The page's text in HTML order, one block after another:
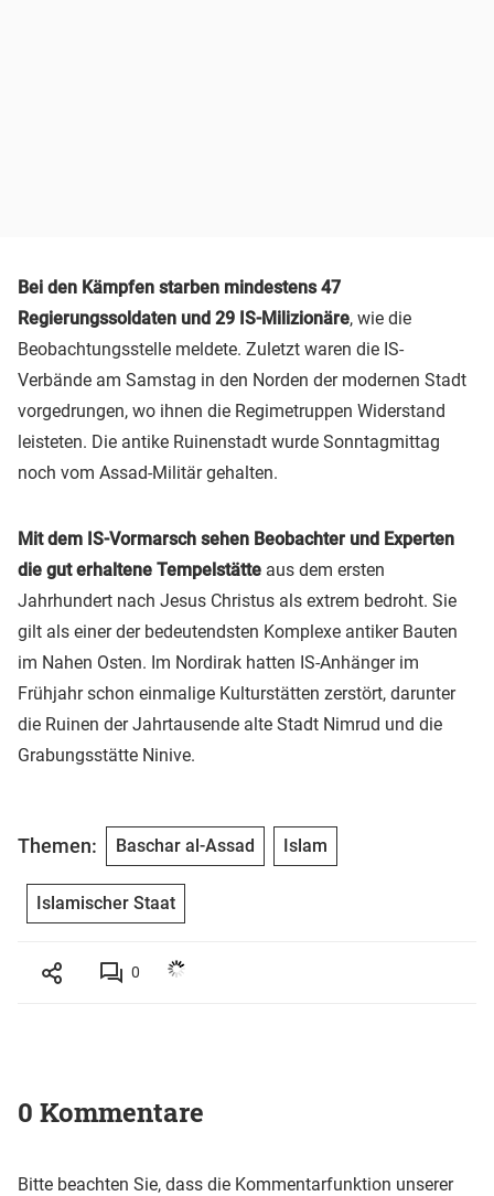
Bei den Kämpfen starben mindestens 47
Regierungssoldaten und 29 IS-Milizionäre, wie die
Beobachtungsstelle meldete. Zuletzt waren die IS-
Verbände am Samstag in den Norden der modernen Stadt
vorgedrungen, wo ihnen die Regimetruppen Widerstand
leisteten. Die antike Ruinenstadt wurde Sonntagmittag
noch vom Assad-Militär gehalten.
Mit dem IS-Vormarsch sehen Beobachter und Experten
die gut erhaltene Tempelstätte aus dem ersten
Jahrhundert nach Jesus Christus als extrem bedroht. Sie
gilt als einer der bedeutendsten Komplexe antiker Bauten
im Nahen Osten. Im Nordirak hatten IS-Anhänger im
Frühjahr schon einmalige Kulturstätten zerstört, darunter
die Ruinen der Jahrtausende alte Stadt Nimrud und die
Grabungsstätte Ninive.
Themen: Baschar al-Assad Islam
Islamischer Staat
0
0 Kommentare
Bitte beachten Sie, dass die Kommentarfunktion unserer